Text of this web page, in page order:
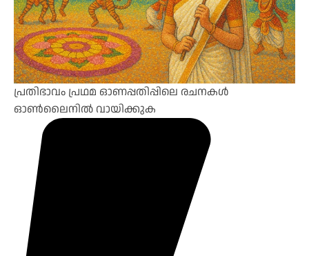
പ്രതിഭാവം പ്രഥമ ഓണപ്പതിപ്പിലെ രചനകൾ
ഓൺലൈനിൽ വായിക്കുക